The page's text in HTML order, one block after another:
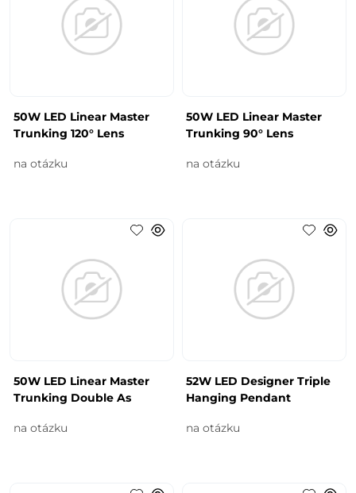
50W LED Linear Master
Trunking 120° Lens
na otázku
50W LED Linear Master
Trunking 90° Lens
na otázku
50W LED Linear Master
Trunking Double As
na otázku
52W LED Designer Triple
Hanging Pendant
na otázku